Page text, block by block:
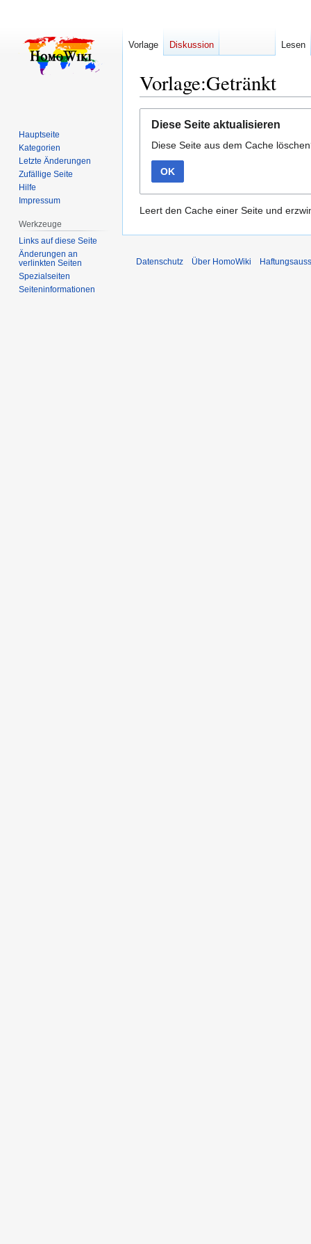
Vorlage:Getränkt
Navigation
springen
Suche
springen
Diese Seite aktualisieren
Diese Seite aus dem Cache
OK
Leert den Cache einer Seite und
Vorlage Diskussion Lesen
Hauptseite
Kategorien
Letzte Änderungen
Zufällige Seite
Hilfe
Impressum
Werkzeuge
Links auf diese Seite
Änderungen an
verlinkten Seiten
Spezialseiten
Seiten­­informationen
Datenschutz Über HomoWiki